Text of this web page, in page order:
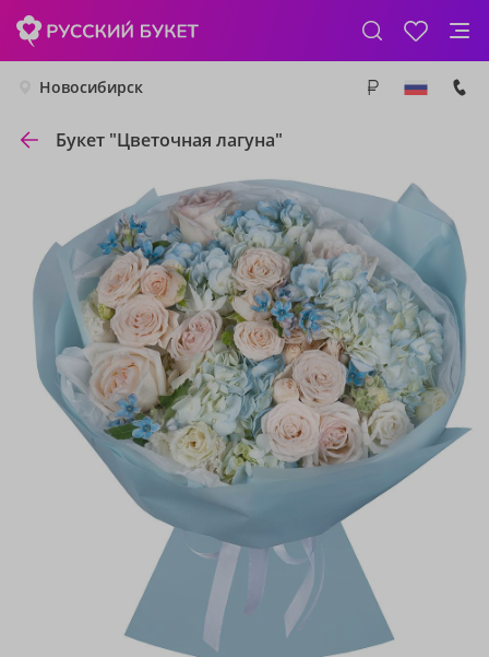
Новосибирск
Букет "Цветочная лагуна"